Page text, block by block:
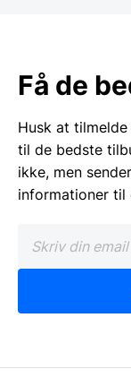
Få de
Husk at
til de bedste
ikke, men
informationer til